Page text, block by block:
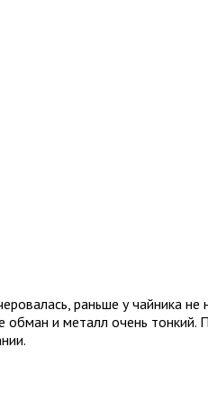
раньше у чайника не
обман и металл очень